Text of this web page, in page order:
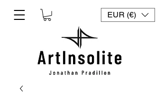
EUR (€)